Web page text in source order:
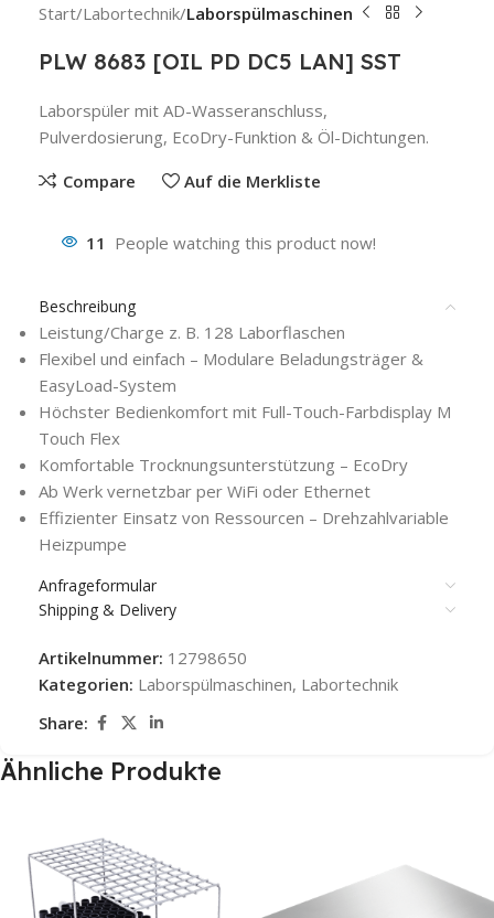
Start Labortechnik Laborspülmaschinen
PLW 8683 [OIL PD DC5 LAN] SST
Laborspüler mit AD-Wasseranschluss,
Pulverdosierung, EcoDry-Funktion & Öl-Dichtungen.
Compare
Auf die Merkliste
11 People watching this product now!
Beschreibung
Leistung/Charge z. B. 128 Laborflaschen
Flexibel und einfach – Modulare Beladungsträger &
EasyLoad-System
Höchster Bedienkomfort mit Full-Touch-Farbdisplay M
Touch Flex
Komfortable Trocknungsunterstützung – EcoDry
Ab Werk vernetzbar per WiFi oder Ethernet
Effizienter Einsatz von Ressourcen – Drehzahlvariable
Heizpumpe
Anfrageformular
Shipping & Delivery
Artikelnummer: 12798650
Kategorien: Laborspülmaschinen, Labortechnik
Share:
Ähnliche Produkte